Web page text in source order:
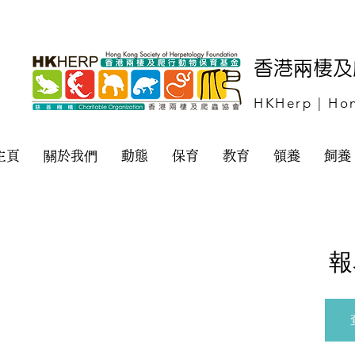
香港兩棲
HKHerp |
頁 關於我們 動態 保育 教育 領養 飼養